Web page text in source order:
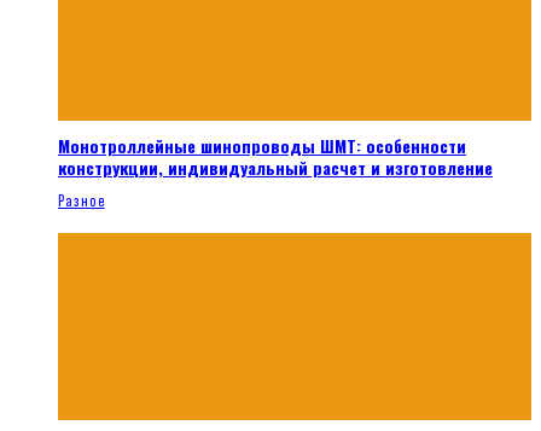
Монотроллейные шинопроводы ШМТ: особенности
конструкции, индивидуальный расчет и изготовление
Разное